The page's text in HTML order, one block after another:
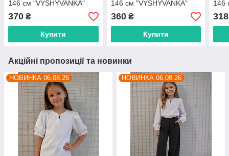
146 см "VYSHYVANKA"
недорогого від прямого
постачальника
370 ₴
Купити
146 см "VYSHYVANKA"
недорогого від прямого
постачальника
360₴
Купити
146
318
Акційні пропозиції та новинки
НОВИНКА 06.08.26 НОВИНКА 06.08.26